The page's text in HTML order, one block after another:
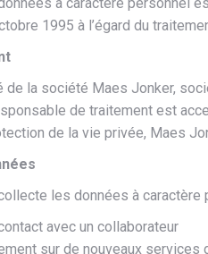
1995 à l’égard du
la société Maes Jonker,
de traitement est
de la vie privée, Maes
les données à caractère
avec un collaborateur
sur de nouveaux